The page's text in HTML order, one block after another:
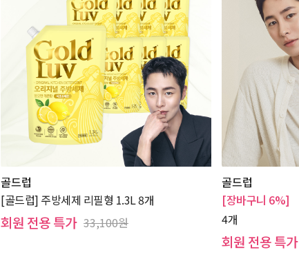
골드럽
[골드럽] 주방세제 리필형 1.3L 8개
회원 전용 특가 33,100원
골드럽
[장바구니 6%]
4개
회원 전용 특가